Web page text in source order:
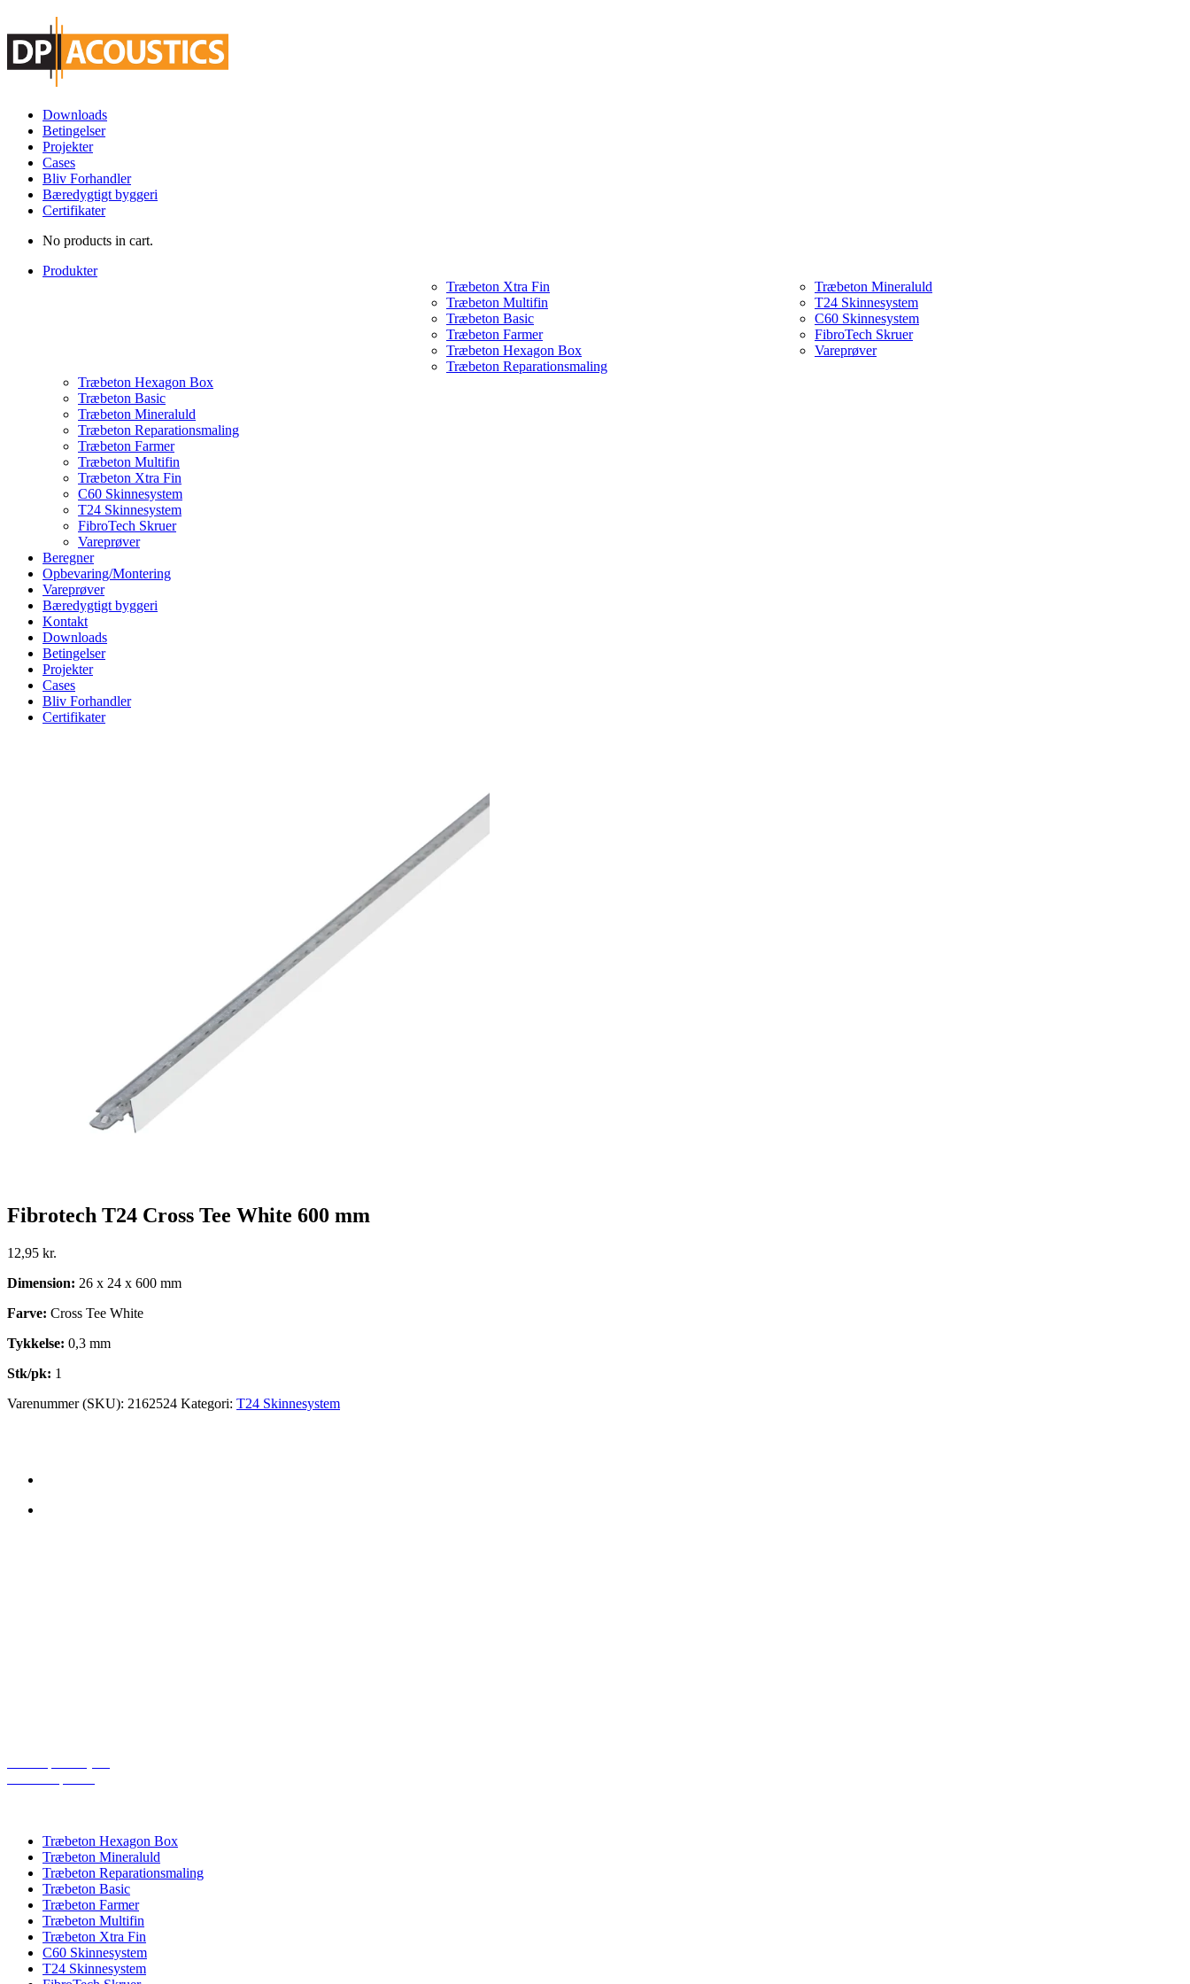
Downloads
Betingelser
Projekter
Cases
Bliv Forhandler
Bæredygtigt byggeri
Certifikater
No products in cart.
Produkter
Træbeton Hexagon Box
Træbeton Mineraluld
Træbeton Reparationsmaling
Træbeton Basic
Træbeton Farmer
Træbeton Multifin
Træbeton Xtra Fin
C60 Skinnesystem
T24 Skinnesystem
FibroTech Skruer
Vareprøver
Træbeton Hexagon Box
Træbeton Basic
Træbeton Mineraluld
Træbeton Reparationsmaling
Træbeton Farmer
Træbeton Multifin
Træbeton Xtra Fin
C60 Skinnesystem
T24 Skinnesystem
FibroTech Skruer
Vareprøver
Beregner
Opbevaring/Montering
Vareprøver
Bæredygtigt byggeri
Kontakt
Downloads
Betingelser
Projekter
Cases
Bliv Forhandler
Certifikater
Fibrotech T24 Cross Tee White 600 mm
12,95 kr.
Dimension: 26 x 24 x 600 mm
Farve: Cross Tee White
Tykkelse: 0,3 mm
Stk/pk: 1
Varenummer (SKU): 2162524 Kategori: T24 Skinnesystem
Træbeton Hexagon Box
Træbeton Mineraluld
Træbeton Reparationsmaling
Træbeton Basic
Træbeton Farmer
Træbeton Multifin
Træbeton Xtra Fin
C60 Skinnesystem
T24 Skinnesystem